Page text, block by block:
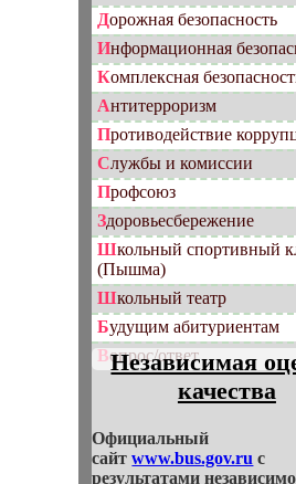
Дорожная безопасность
Информационная
Комплексная
Антитерроризм
Противодействие
Службы и комиссии
Профсоюз
Здоровьесбережение
Школьный спортивный клуб
(Пышма)
Школьный театр
Будущим абитуриентам
Вопрос/ответ
Независимая
качества
Официальный
сайтwww.bus.gov.ru с
результатами